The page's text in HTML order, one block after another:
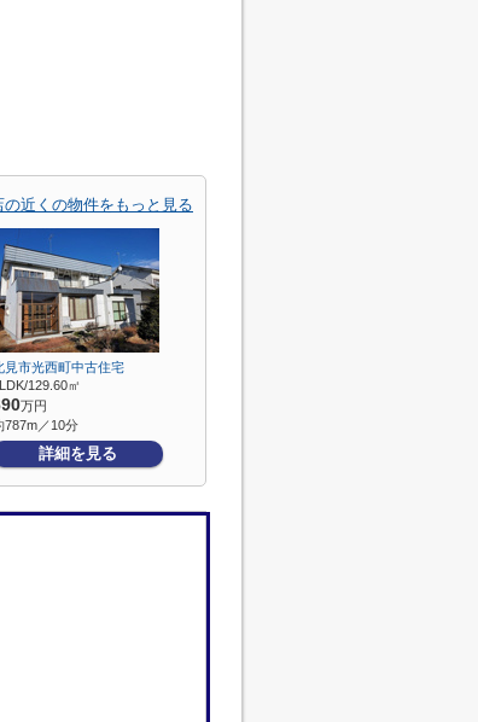
近くの物件をもっと見る
見市光西町中古住宅
129.60㎡
万円
787m／10分
詳細を見る